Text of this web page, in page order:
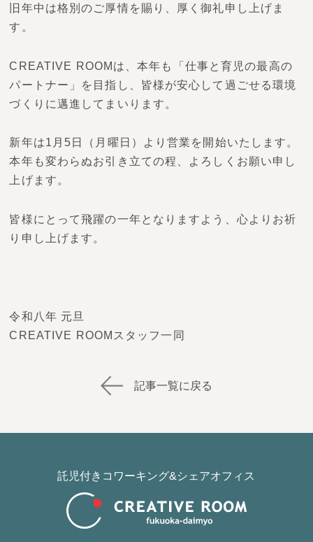
旧年中は格別のご厚情を賜り、厚く御礼申し上げま
す。
CREATIVE ROOMは、本年も「仕事と育児の最高の
パートナー」を目指し、皆様が安心して過ごせる環境
づくりに邁進してまいります。
新年は1月5日（月曜日）より営業を開始いたします。
本年も変わらぬお引き立ての程、よろしくお願い申し
上げます。
皆様にとって飛躍の一年となりますよう、心よりお祈
り申し上げます。
令和八年 元旦
CREATIVE ROOMスタッフ一同
記事一覧に戻る
託児付きコワーキング&シェアオフィス